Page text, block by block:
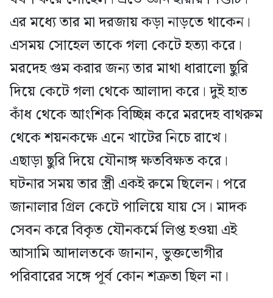
এর মধ্যে তার মা দরজায় কড়া নাড়তে থাকেন।
এসময় সোহেল তাকে গলা কেটে হত্যা করে।
মরদেহ গুম করার জন্য তার মাথা ধারালো ছুরি
দিয়ে কেটে গলা থেকে আলাদা করে। দুই হাত
কাঁধ থেকে আংশিক বিচ্ছিন্ন করে মরদেহ বাথরুম
থেকে শয়নকক্ষে এনে খাটের নিচে রাখে।
এছাড়া ছুরি দিয়ে যৌনাঙ্গ ক্ষতবিক্ষত করে।
ঘটনার সময় তার স্ত্রী একই রুমে ছিলেন। পরে
জানালার গ্রিল কেটে পালিয়ে যায় সে। মাদক
সেবন করে বিকৃত যৌনকর্মে লিপ্ত হওয়া এই
আসামি আদালতকে জানান, ভুক্তভোগীর
পরিবারের সঙ্গে পূর্ব কোন শত্রুতা ছিল না।